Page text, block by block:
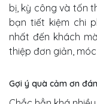
bị, kỳ công và tốn
bạn tiết kiệm chi
nhất đến khách
thiệp đơn giản,
Gợi ý quà cảm ơn